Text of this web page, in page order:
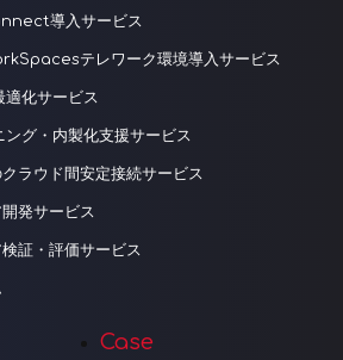
導入サービス
テレワーク環境導入サービス
適化サービス
ング・内製化支援サービス
クラウド間安定接続サービス
発サービス
証・評価サービス
Case